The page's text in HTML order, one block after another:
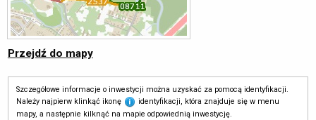
Przejdź do mapy
Szczegółowe informacje o inwestycji można uzyskać za pomocą identyfikacji.
Należy najpierw klinkąć ikonę
identyfikacji, która znajduje się w menu
mapy, a następnie kilknąć na mapie odpowiednią inwestycję.